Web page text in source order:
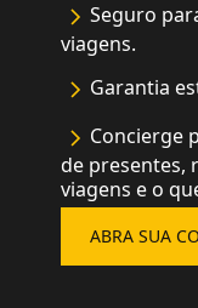
Seguro
viagens.
Garantia
Concierge
de presentes,
viagens e o
ABRA SUA